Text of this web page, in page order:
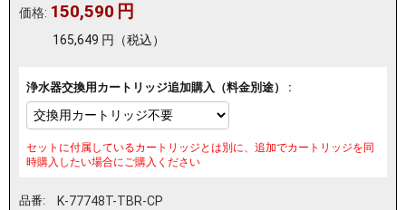
価格: 150,590 円
165,649 円 （税込）
浄水器交換用カートリッジ追加購入（料金別途） :
セットに付属しているカートリッジとは別に、追加でカートリッジを同
時購入したい場合にご購入ください
品番: K-77748T-TBR-CP